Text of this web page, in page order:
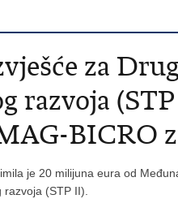
za
razvoja
BICRO
je 20 milijuna eura od
(STP II).